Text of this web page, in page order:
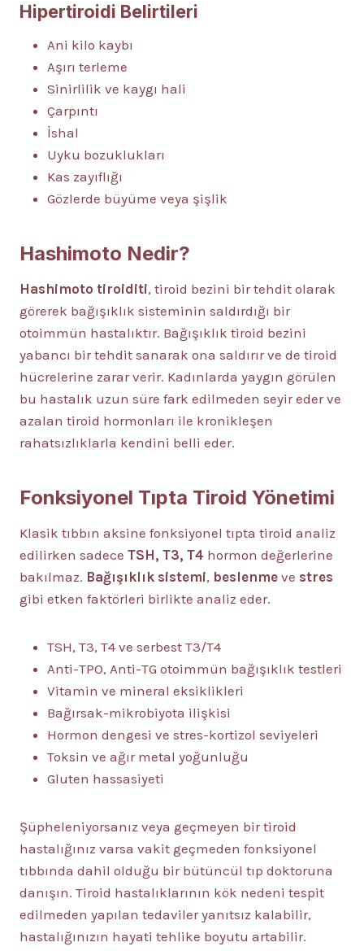
Hipertiroidi Belirtileri
Ani kilo kaybı
Aşırı terleme
Sinirlilik ve kaygı hali
Çarpıntı
İshal
Uyku bozuklukları
Kas zayıflığı
Gözlerde büyüme veya şişlik
Hashimoto Nedir?
Hashimoto tiroiditi, tiroid bezini bir tehdit olarak
görerek bağışıklık sisteminin saldırdığı bir
otoimmün hastalıktır. Bağışıklık tiroid bezini
yabancı bir tehdit sanarak ona saldırır ve de tiroid
hücrelerine zarar verir. Kadınlarda yaygın görülen
bu hastalık uzun süre fark edilmeden seyir eder ve
azalan tiroid hormonları ile kronikleşen
rahatsızlıklarla kendini belli eder.
Fonksiyonel Tıpta Tiroid Yönetimi
Klasik tıbbın aksine fonksiyonel tıpta tiroid analiz
edilirken sadece TSH, T3, T4 hormon değerlerine
bakılmaz. Bağışıklık sistemi, beslenme ve stres
gibi etken faktörleri birlikte analiz eder.
TSH, T3, T4 ve serbest T3/T4
Anti-TPO, Anti-TG otoimmün bağışıklık testleri
Vitamin ve mineral eksiklikleri
Bağırsak-mikrobiyota ilişkisi
Hormon dengesi ve stres-kortizol seviyeleri
Toksin ve ağır metal yoğunluğu
Gluten hassasiyeti
Şüpheleniyorsanız veya geçmeyen bir tiroid
hastalığınız varsa vakit geçmeden fonksiyonel
tıbbında dahil olduğu bir bütüncül tıp doktoruna
danışın. Tiroid hastalıklarının kök nedeni tespit
edilmeden yapılan tedaviler yanıtsız kalabilir,
hastalığınızın hayati tehlike boyutu artabilir.